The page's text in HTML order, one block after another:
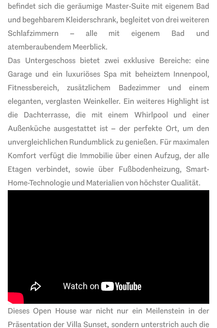
befindet sich die geräumige Master-Suite mit eigenem Bad
und begehbarem Kleiderschrank, begleitet von drei weiteren
Schlafzimmern – alle mit eigenem Bad und
atemberaubendem Meerblick.
Das Untergeschoss bietet zwei exklusive Bereiche: eine
Garage und ein luxuriöses Spa mit beheiztem Innenpool,
Fitnessbereich, zusätzlichem Badezimmer und einem
eleganten, verglasten Weinkeller. Ein weiteres Highlight ist
die Dachterrasse, die mit einem Whirlpool und einer
Außenküche ausgestattet ist – der perfekte Ort, um den
unvergleichlichen Rundumblick zu genießen. Für maximalen
Komfort verfügt die Immobilie über einen Aufzug, der alle
Etagen verbindet, sowie über Fußbodenheizung, Smart-
Home-Technologie und Materialien von höchster Qualität.
Dieses Open House war nicht nur ein Meilenstein in der
Präsentation der Villa Sunset, sondern unterstrich auch die